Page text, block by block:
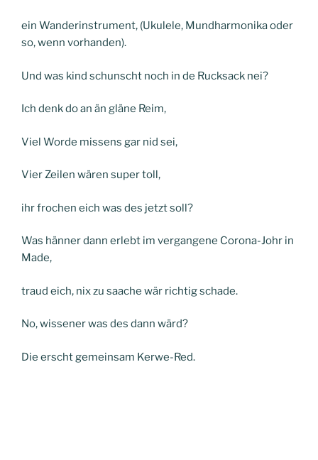
ein Wanderinstrument, (Ukulele, Mundharmonika oder
so, wenn vorhanden).
Und was kind schunscht noch in de Rucksack nei?
Ich denk do an än gläne Reim,
Viel Worde missens gar nid sei,
Vier Zeilen wären super toll,
ihr frochen eich was des jetzt soll?
Was hänner dann erlebt im vergangene Corona-Johr in
Made,
traud eich, nix zu saache wär richtig schade.
No, wissener was des dann wärd?
Die erscht gemeinsam Kerwe-Red.